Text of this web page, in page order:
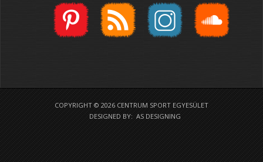
COPYRIGHT © 2026 CENTRUM SPORT EGYESÜLET
DESIGNED BY: AS DESIGNING